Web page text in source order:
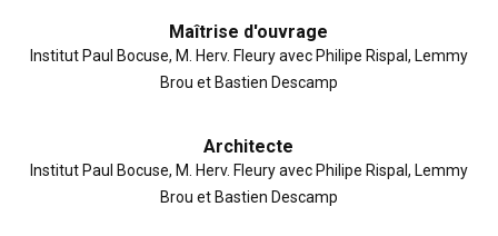
Maîtrise d'ouvrage
Institut Paul Bocuse, M. Herv. Fleury avec Philipe Rispal, Lemmy
Brou et Bastien Descamp
Architecte
Institut Paul Bocuse, M. Herv. Fleury avec Philipe Rispal, Lemmy
Brou et Bastien Descamp